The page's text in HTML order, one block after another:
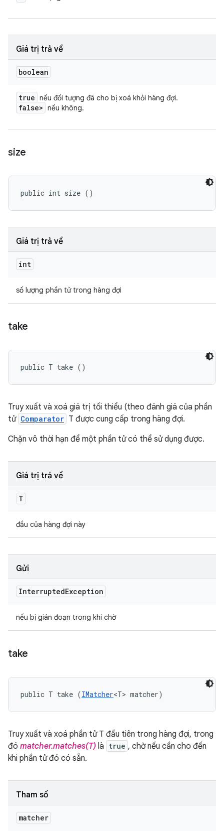
Giá trị trả về
boolean
true nếu đối tượng đã cho bị xoá khỏi hàng đợi.
false> nếu không.
size
public int size ()
Giá trị trả về
int
số lượng phần tử trong hàng đợi
take
public T take ()
Truy xuất và xoá giá trị tối thiểu (theo đánh giá của phần
tử Comparator T được cung cấp trong hàng đợi.
Chặn vô thời hạn để một phần tử có thể sử dụng được.
Giá trị trả về
T
đầu của hàng đợi này
Gửi
InterruptedException
nếu bị gián đoạn trong khi chờ
take
public T take (IMatcher<T> matcher)
Truy xuất và xoá phần tử T đầu tiên trong hàng đợi, trong
đó matcher.matches(T) là true , chờ nếu cần cho đến
khi phần tử đó có sẵn.
Tham số
matcher